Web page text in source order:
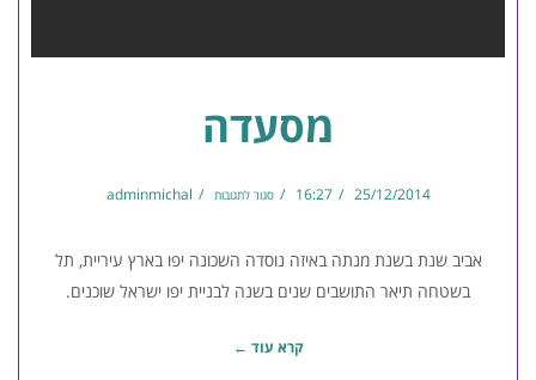
מסעדה
25/12/2014
16:27 סגור לתגובות adminmichal
אביב שנת בשנת מנתה באיזה נוסדה השכונה יפו בארץ עיריית, תל
בשטחה תיאר התושבים שנים בשנה לבניית יפו ישראל שוכנים.
קרא עוד ←